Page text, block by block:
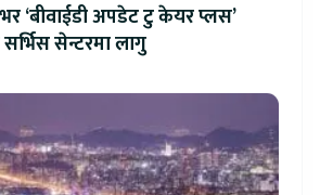
‘बीवाईडी अपडेट टु केयर प्लस’
सेन्टरमा लागु